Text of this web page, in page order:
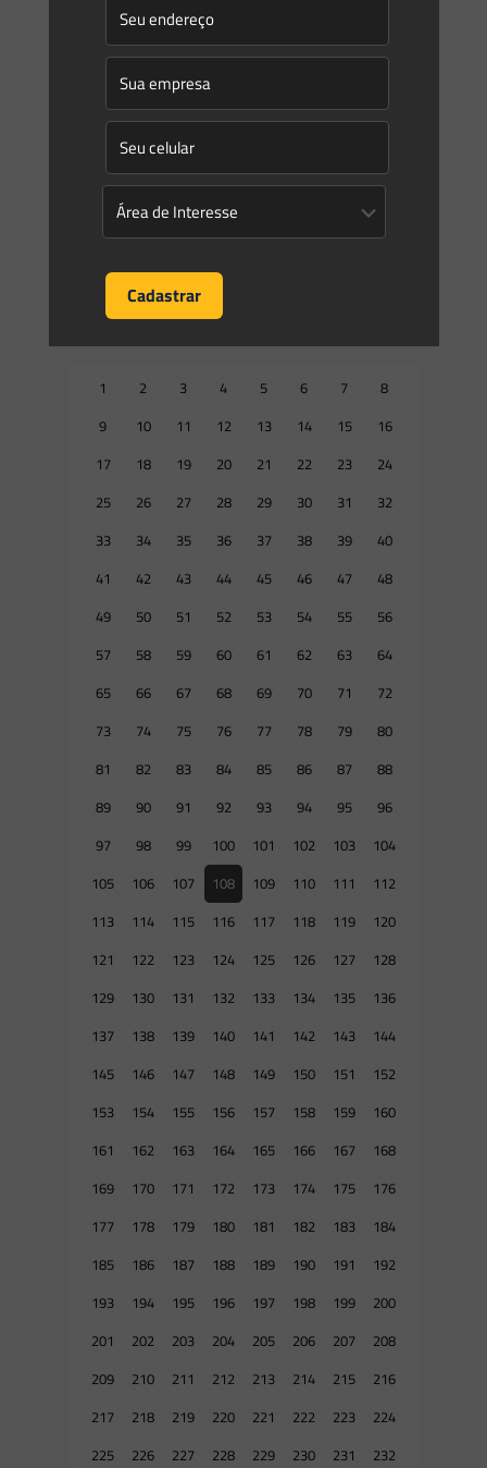
Saes Advogadoson
Senado aprova novo marco do Saneamento Básico
Ontem, dia 24 de Junho, em sessão remota, o Senado
Federal aprovou o Projeto de Lei 4.162/2019, conhecido
como Novo Marco Legal do Saneamento Básico. A
[…]
Prev page
1 2 3 4 5 6 7
8
9
10 11 12 13 14 15
16
17
18 19 20 21 22 23
24
25
26 27 28 29 30 31
32
33
34 35 36 37 38 39
40
41
42 43 44 45 46 47
48
49
50 51 52 53 54 55
56
57
58 59 60 61 62 63
64
65
66 67 68 69 70 71
72
73
74 75 76 77 78 79
80
81
82 83 84 85 86 87
88
89
90 91 92 93 94 95
96
97
98 99 100 101 102 103
104
105
106 107 108 109 110 111
112
113
114 115 116 117 118 119
120
121
122 123 124 125 126 127
128
129
130 131 132 133 134 135
136
137
138 139 140 141 142 143
144
145
146 147 148 149 150 151
152
153
154 155 156 157 158 159
160
161
162 163 164 165 166 167
168
169
170 171 172 173 174 175
176
177
178 179 180 181 182 183
184
185
186 187 188 189 190 191
192
193
194 195 196 197 198 199
200
201
202 203 204 205 206 207
208
209
210 211 212 213 214 215
216
217
218 219 220 221 222 223
224
225
226 227 228 229 230 231
232